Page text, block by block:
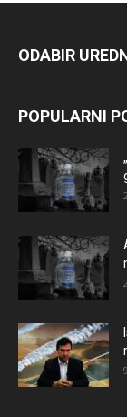
ODABIR
POPULARNI